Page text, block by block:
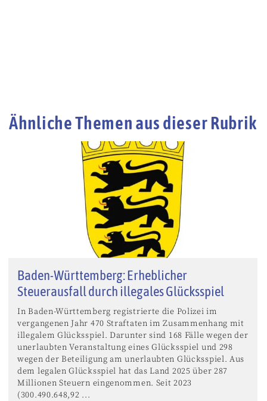
Ähnliche Themen aus dieser Rubrik
Baden-Württemberg: Erheblicher
Steuerausfall durch illegales Glücksspiel
In Baden-Württemberg registrierte die Polizei im
vergangenen Jahr 470 Straftaten im Zusammenhang mit
illegalem Glücksspiel. Darunter sind 168 Fälle wegen der
unerlaubten Veranstaltung eines Glücksspiel und 298
wegen der Beteiligung am unerlaubten Glücksspiel. Aus
dem legalen Glücksspiel hat das Land 2025 über 287
Millionen Steuern eingenommen. Seit 2023
(300.490.648,92 ...